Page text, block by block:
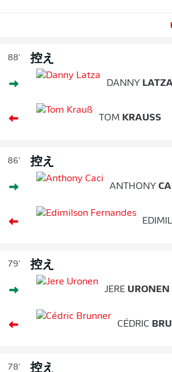
88' 控え
DANNY
TOM KRAUSS
86' 控え
ANTHONY
79' 控え
JERE URONEN
CÉDRIC
78' 控え